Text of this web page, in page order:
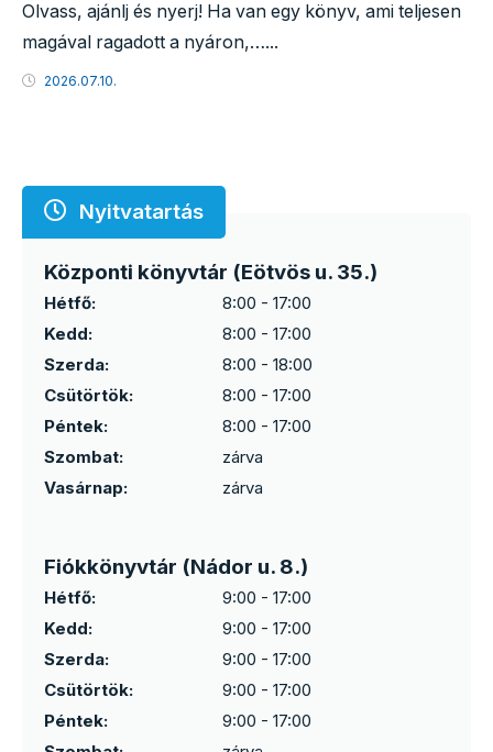
Olvass, ajánlj és nyerj! Ha van egy könyv, ami teljesen
magával ragadott a nyáron,…...
2026.07.10.
Nyitvatartás
Központi könyvtár (Eötvös u. 35.)
Hétfő:
8:00 - 17:00
Kedd:
8:00 - 17:00
Szerda:
8:00 - 18:00
Csütörtök:
8:00 - 17:00
Péntek:
8:00 - 17:00
Szombat:
zárva
Vasárnap:
zárva
Fiókkönyvtár (Nádor u. 8.)
Hétfő:
9:00 - 17:00
Kedd:
9:00 - 17:00
Szerda:
9:00 - 17:00
Csütörtök:
9:00 - 17:00
Péntek:
9:00 - 17:00